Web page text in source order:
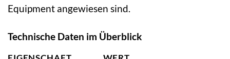
Equipment angewiesen sind.
Technische Daten im Überblick